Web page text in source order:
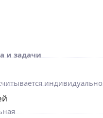
и задачи
индивидуально